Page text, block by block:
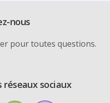
nous
pour toutes questions.
réseaux sociaux